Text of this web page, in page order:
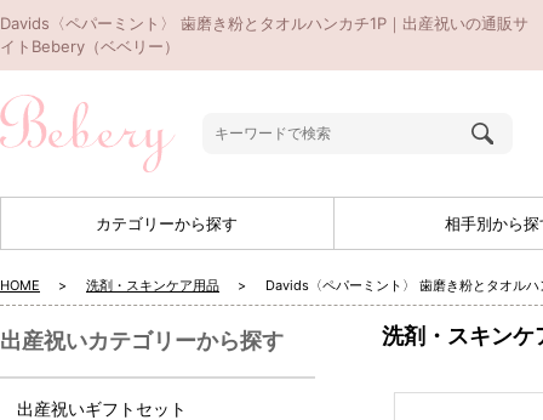
Davids〈ペパーミント〉 歯磨き粉とタオルハンカチ1P｜出産祝いの通販サ
イトBebery（ベベリー）
カテゴリーから探す 相手別から探
HOME 洗剤・スキンケア用品 Davids〈ペパーミント〉 歯磨き粉とタオルハ
洗剤・スキンケ
出産祝いカテゴリーから探す
出産祝いギフトセット